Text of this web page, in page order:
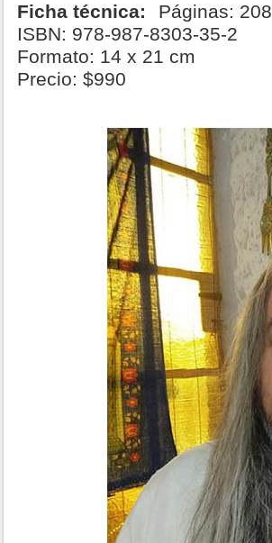
Ficha técnica:
Páginas: 208
ISBN: 978-987-8303-35-2
Formato: 14 x 21 cm
Precio: $990